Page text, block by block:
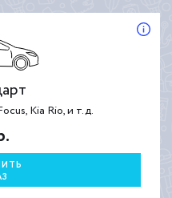
Kia Rio, и т.д.